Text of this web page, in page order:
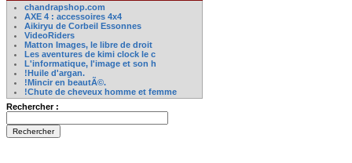
chandrapshop.com
AXE 4 : accessoires 4x4
Aikiryu de Corbeil Essonnes
VideoRiders
Matton Images, le libre de droit
Les aventures de kimi clock le c
L'informatique, l'image et son h
!Huile d'argan.
!Mincir en beautÃ©.
!Chute de cheveux homme et femme
Rechercher :